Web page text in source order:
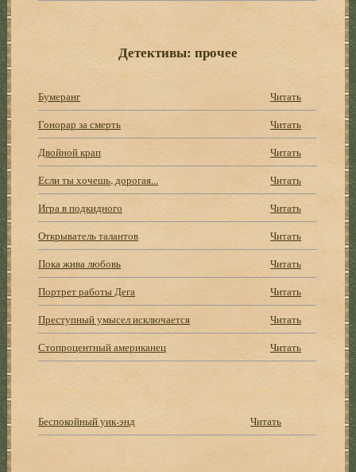
Детективы: прочее
Бумеранг
Читать
Гонорар за смерть
Читать
Двойной крап
Читать
Если ты хочешь, дорогая...
Читать
Игра в подкидного
Читать
Открыватель талантов
Читать
Пока жива любовь
Читать
Портрет работы Дега
Читать
Преступный умысел исключается
Читать
Стопроцентный американец
Читать
Беспокойный уик-энд Читать